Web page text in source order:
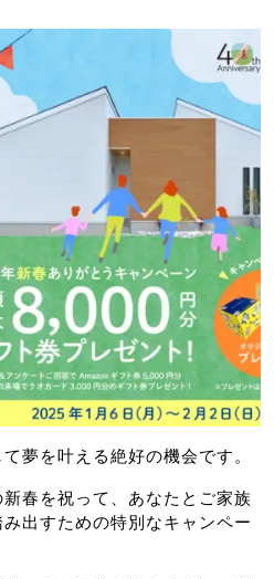
夢を叶える絶好の機会です。
春を祝って、あなたとご家族
出すための特別なキャンペー